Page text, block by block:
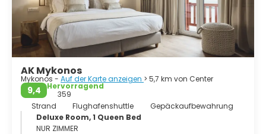
AK Mykonos
Mykonos - Auf der Karte anzeigen > 5,7 km von Center
9,4
Hervorragend
359
Strand
Flughafenshuttle
Gepäckaufbewahrung
Deluxe Room, 1 Queen Bed
NUR ZIMMER